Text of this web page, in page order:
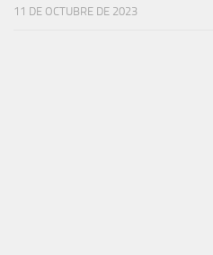
11 DE OCTUBRE DE 2023